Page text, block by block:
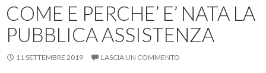
COME E PERCHE’ E’ NATA LA
PUBBLICA ASSISTENZA
11 SETTEMBRE 2019 LASCIA UN COMMENTO